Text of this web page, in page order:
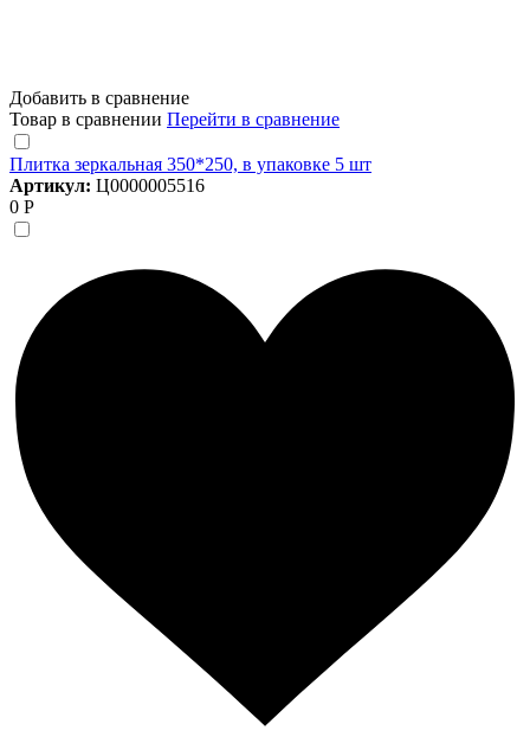
Добавить в сравнение
Товар в сравнении Перейти в сравнение
Плитка зеркальная 350*250, в упаковке 5 шт
Артикул: Ц0000005516
0 Р